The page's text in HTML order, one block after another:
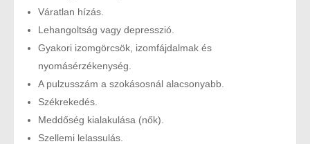
Váratlan hízás.
Lehangoltság vagy depresszió.
Gyakori izomgörcsök, izomfájdalmak és
nyomásérzékenység.
A pulzusszám a szokásosnál alacsonyabb.
Székrekedés.
Meddőség kialakulása (nők).
Szellemi lelassulás.